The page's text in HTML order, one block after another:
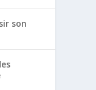
son